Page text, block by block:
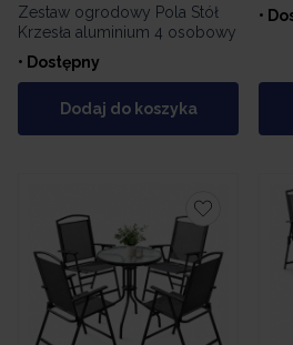
Zestaw ogrodowy Pola Stół
Krzesła aluminium 4 osobowy
• Dostępny
Dodaj do koszyka
•